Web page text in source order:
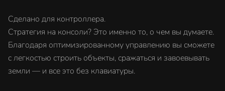
Сделано для контроллера.
Стратегия на консоли? Это именно то, о чем вы думаете.
Благодаря оптимизированному управлению вы сможете
с легкостью строить объекты, сражаться и завоевывать
земли — и все это без клавиатуры.